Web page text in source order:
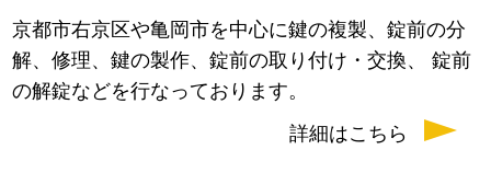
京都市右京区や亀岡市を中心に鍵の複製、錠前の分
解、修理、鍵の製作、錠前の取り付け・交換、 錠前
の解錠などを行なっております。
詳細はこちら